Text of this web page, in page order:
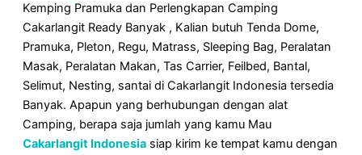
Kemping Pramuka dan Perlengkapan Camping
Cakarlangit Ready Banyak , Kalian butuh Tenda Dome,
Pramuka, Pleton, Regu, Matrass, Sleeping Bag, Peralatan
Masak, Peralatan Makan, Tas Carrier, Feilbed, Bantal,
Selimut, Nesting, santai di Cakarlangit Indonesia tersedia
Banyak. Apapun yang berhubungan dengan alat
Camping, berapa saja jumlah yang kamu Mau
Cakarlangit Indonesia siap kirim ke tempat kamu dengan